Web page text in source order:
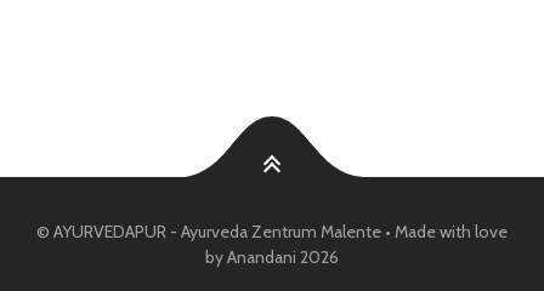
© AYURVEDAPUR - Ayurveda Zentrum Malente • Made with love
by Anandani 2026